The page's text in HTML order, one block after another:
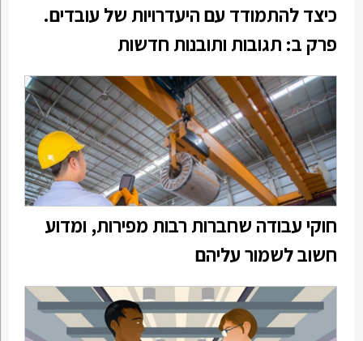
כיצד להתמודד עם היעדרויות של עובדים.
פרק ב: תגובות ותובנות חדשות
חוקי עבודה שחברות רבות מפירות, ומדוע
חשוב לשמור עליהם